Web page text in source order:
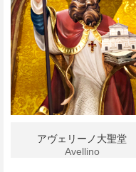
アヴェリーノ大聖堂
Avellino